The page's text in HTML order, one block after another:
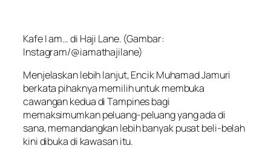
Kafe I am… di Haji Lane. (Gambar:
Instagram/@iamathajilane)
Menjelaskan lebih lanjut, Encik Muhamad Jamuri
berkata pihaknya memilih untuk membuka
cawangan kedua di Tampines bagi
memaksimumkan peluang-peluang yang ada di
sana, memandangkan lebih banyak pusat beli-belah
kini dibuka di kawasan itu.